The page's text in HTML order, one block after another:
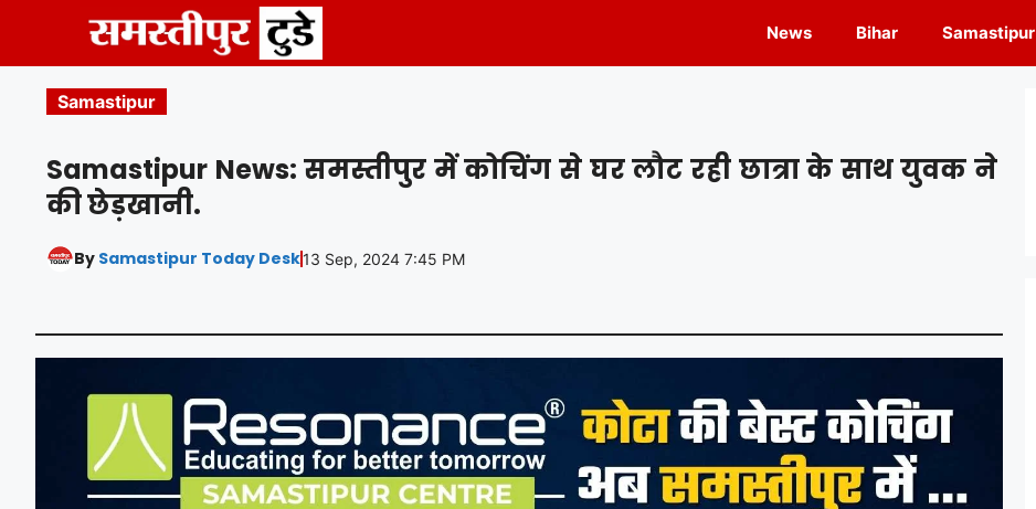
content
News Bihar Samastipur
Samastipur
Samastipur News: समस्तीपुर में कोचिंग से घर लौट रही छात्रा के साथ युवक ने
की छेड़खानी.
By Samastipur Today Desk13 Sep, 2024 7:45 PM